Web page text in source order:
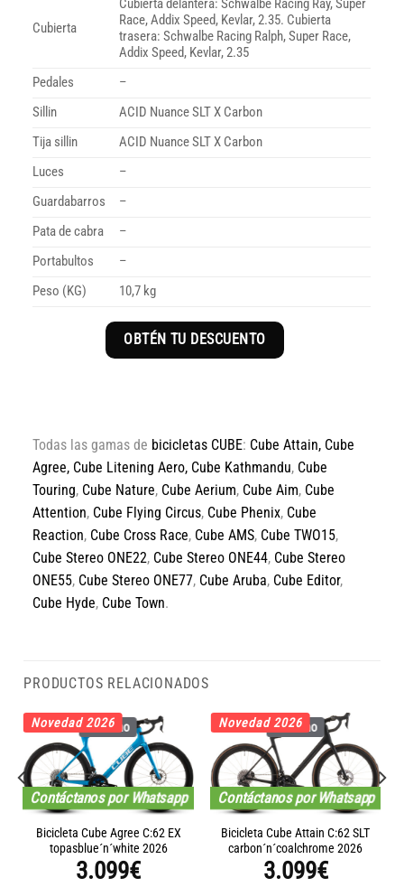
Cubierta
Cubierta delantera: Schwalbe Racing Ray, Super
Race, Addix Speed, Kevlar, 2.35. Cubierta
trasera: Schwalbe Racing Ralph, Super Race,
Addix Speed, Kevlar, 2.35
Pedales
–
Sillin
ACID Nuance SLT X Carbon
Tija sillin
ACID Nuance SLT X Carbon
Luces
–
Guardabarros
–
Pata de cabra
–
Portabultos
–
Peso (KG)
10,7 kg
OBTÉN TU DESCUENTO
Todas las gamas de bicicletas CUBE: Cube Attain, Cube
Agree, Cube Litening Aero, Cube Kathmandu, Cube
Touring, Cube Nature, Cube Aerium, Cube Aim, Cube
Attention, Cube Flying Circus, Cube Phenix, Cube
Reaction, Cube Cross Race, Cube AMS, Cube TWO15,
Cube Stereo ONE22, Cube Stereo ONE44, Cube Stereo
ONE55, Cube Stereo ONE77, Cube Aruba, Cube Editor,
Cube Hyde, Cube Town.
PRODUCTOS RELACIONADOS
Carbono
Contáctanos por Whatsapp
Novedad 2026
Bicicleta Cube Agree C:62 EX
topasblue´n´white 2026
3.099€
Carbono
Contáctanos por Whatsapp
Novedad 2026
Bicicleta Cube Attain C:62 SLT
carbon´n´coalchrome 2026
3.099€